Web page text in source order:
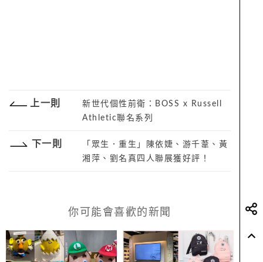
上一則
新世代個性前衛：BOSS x Russell
Athletic聯名系列
下一則
「眾生．重生」陳依婕、游千葦、黃
湘萍、劉名真四人聯展獲好評！
你可能會喜歡的新聞